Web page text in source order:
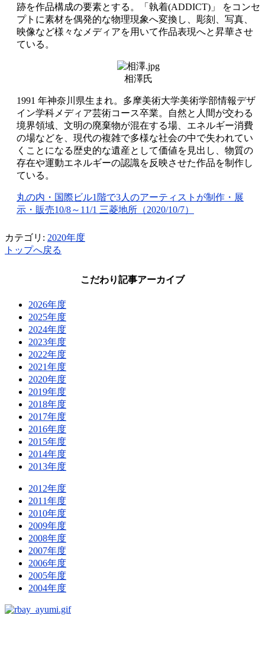
跡を作品構成の要素とする。「執着(ADDICT)」 をコンセ
プトに素材を偶発的な物理現象へ変換し、彫刻、写真、
映像など様々なメディアを用いて作品表現へと昇華させ
ている。
相澤氏
1991 年神奈川県生まれ。多摩美術大学美術学部情報デザ
イン学科メディア芸術コース卒業。自然と人間が交わる
境界領域、文明の廃棄物が混在する場、エネルギー消費
の場などを、現代の複雑で多様な社会の中で失われてい
くことになる歴史的な遺産として価値を見出し、物質の
存在や運動エネルギーの認識を反映させた作品を制作し
ている。
丸の内・国際ビル1階で3人のアーティストが制作・展
示・販売10/8～11/1 三菱地所（2020/10/7）
カテゴリ: 2020年度
トップへ戻る
こだわり記事アーカイブ
2026年度
2025年度
2024年度
2023年度
2022年度
2021年度
2020年度
2019年度
2018年度
2017年度
2016年度
2015年度
2014年度
2013年度
2012年度
2011年度
2010年度
2009年度
2008年度
2007年度
2006年度
2005年度
2004年度